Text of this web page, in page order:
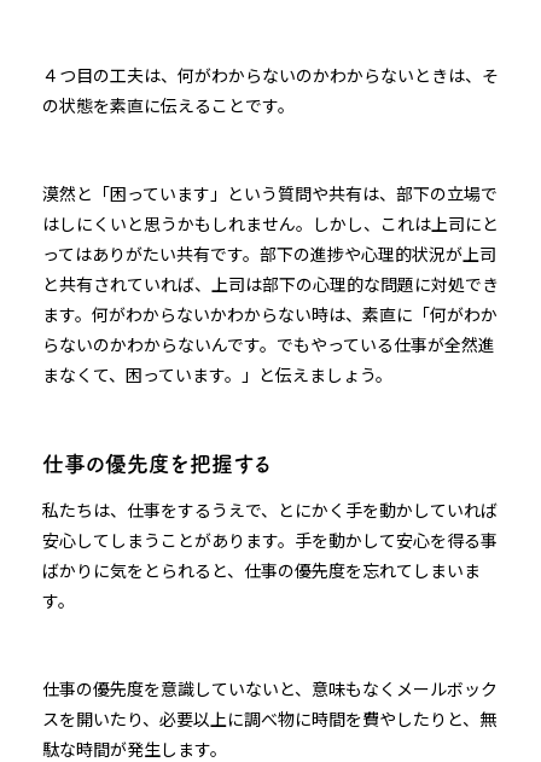
４つ目の工夫は、何がわからないのかわからないときは、そ
の状態を素直に伝えることです。
漠然と「困っています」という質問や共有は、部下の立場で
はしにくいと思うかもしれません。しかし、これは上司にと
ってはありがたい共有です。部下の進捗や心理的状況が上司
と共有されていれば、上司は部下の心理的な問題に対処でき
ます。何がわからないかわからない時は、素直に「何がわか
らないのかわからないんです。でもやっている仕事が全然進
まなくて、困っています。」と伝えましょう。
仕事の優先度を把握する
私たちは、仕事をするうえで、とにかく手を動かしていれば
安心してしまうことがあります。手を動かして安心を得る事
ばかりに気をとられると、仕事の優先度を忘れてしまいま
す。
仕事の優先度を意識していないと、意味もなくメールボック
スを開いたり、必要以上に調べ物に時間を費やしたりと、無
駄な時間が発生します。